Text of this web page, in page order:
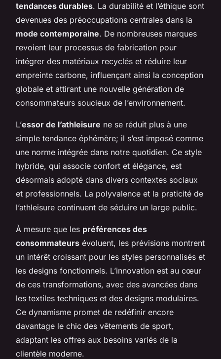
tendances durables. La durabilité et l’éthique sont
devenues des préoccupations centrales dans la
mode contemporaine. De nombreuses marques
revoient leur processus de fabrication pour
intégrer des matériaux recyclés et réduire leur
empreinte carbone, influençant ainsi la conception
globale et attirant une nouvelle génération de
consommateurs soucieux de l’environnement.
L’essor de l’athleisure ne se réduit plus à une
simple tendance éphémère; il s’est imposé comme
une norme intégrée dans notre quotidien. Ce style
hybride, qui associe confort et élégance, est
désormais adopté dans divers contextes sociaux
et professionnels. La polyvalence et la praticité de
l’athleisure continuent de séduire un large public.
À mesure que les préférences des
consommateurs évoluent, les prévisions montrent
un intérêt croissant pour les styles personnalisés et
les designs fonctionnels. L’innovation est au cœur
de ces transformations, avec des avancées dans
les textiles techniques et des designs modulaires.
Ce dynamisme promet de redéfinir encore
davantage le chic des vêtements de sport,
adaptant les offres aux besoins variés de la
clientèle moderne.